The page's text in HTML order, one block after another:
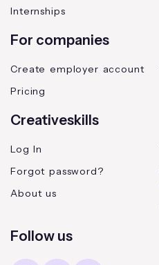
Internships
For companies
Create employer account
Pricing
Creativeskills
Log In
Forgot password?
About us
Follow us